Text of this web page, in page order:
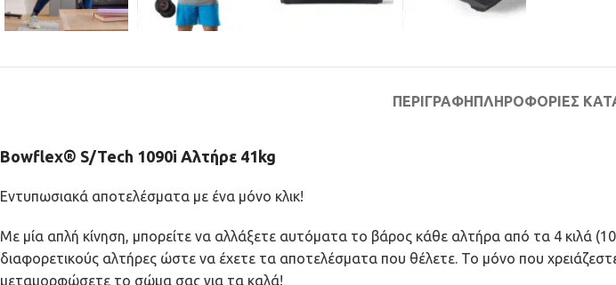
ΠΕΡΙΓΡΑΦΉΠΛΗΡΟΦΟΡΊΕΣ
Bowflex® S/Tech 1090i Αλτήρε 41kg
Εντυπωσιακά αποτελέσματα με ένα μόνο κλικ!
Με μία απλή κίνηση, μπορείτε να αλλάξετε αυτόματα το βάρος κάθε αλτήρα από τα 4 κιλά
διαφορετικούς αλτήρες ώστε να έχετε τα αποτελέσματα που θέλετε. Το μόνο που
μεταμορφώσετε το σώμα σας για τα καλά!